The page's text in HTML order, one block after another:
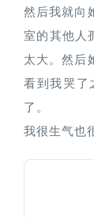
然后我就向
室的其他人
太大。然后
看到我哭了
了。
我很生气也